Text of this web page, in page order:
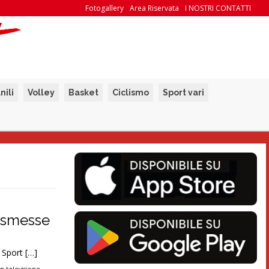
I NOSTRI CONTATTI
Area Riservata
Fotogallery
Volley Basket Ciclismo Sport vari
Sport […]